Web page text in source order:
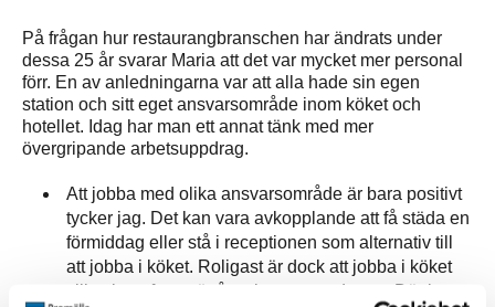
På frågan hur restaurangbranschen har ändrats under
dessa 25 år svarar Maria att det var mycket mer personal
förr. En av anledningarna var att alla hade sin egen
station och sitt eget ansvarsområde inom köket och
hotellet. Idag har man ett annat tänk med mer
övergripande arbetsuppdrag.
Att jobba med olika ansvarsområde är bara positivt
tycker jag. Det kan vara avkopplande att få städa en
förmiddag eller stå i receptionen som alternativ till
att jobba i köket. Roligast är dock att jobba i köket
vilket jag oftast gör åtta timmar om dagen. Där lagar